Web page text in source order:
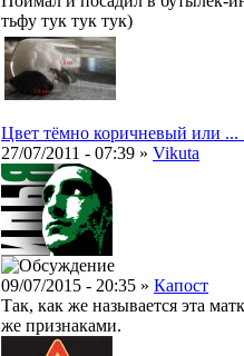
тьфу тук тук тук)
Цвет тёмно коричневый или ...
27/07/2011 - 07:39 » Vikuta
09/07/2015 - 20:35 » Капост
Так, как же называется эта
же признаками.